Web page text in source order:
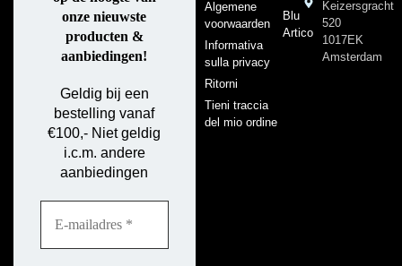
onze nieuwste
producten &
aanbiedingen!
Geldig bij een
bestelling vanaf
€100,- Niet geldig
i.c.m. andere
aanbiedingen
Algemene
voorwaarden
Informativa
sulla privacy
Ritorni
Tieni traccia
del mio ordine
Blu
Artico
Keizersgracht
520
1017EK
Amsterdam